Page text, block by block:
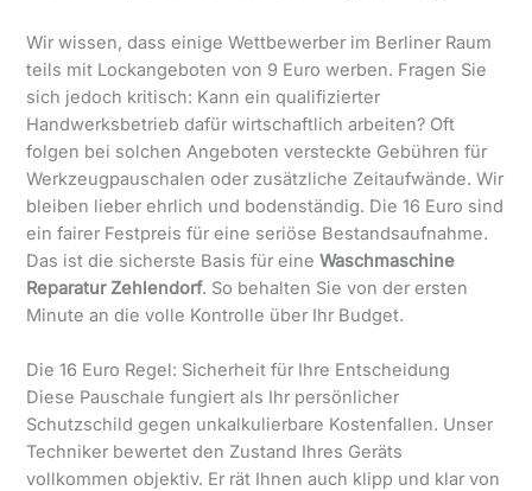
Wir wissen, dass einige Wettbewerber im Berliner Raum
teils mit Lockangeboten von 9 Euro werben. Fragen Sie
sich jedoch kritisch: Kann ein qualifizierter
Handwerksbetrieb dafür wirtschaftlich arbeiten? Oft
folgen bei solchen Angeboten versteckte Gebühren für
Werkzeugpauschalen oder zusätzliche Zeitaufwände. Wir
bleiben lieber ehrlich und bodenständig. Die 16 Euro sind
ein fairer Festpreis für eine seriöse Bestandsaufnahme.
Das ist die sicherste Basis für eineWaschmaschine
Reparatur Zehlendorf. So behalten Sie von der ersten
Minute an die volle Kontrolle über Ihr Budget.
Die 16 Euro Regel: Sicherheit für Ihre Entscheidung
Diese Pauschale fungiert als Ihr persönlicher
Schutzschild gegen unkalkulierbare Kostenfallen. Unser
Techniker bewertet den Zustand Ihres Geräts
vollkommen objektiv. Er rät Ihnen auch klipp und klar von